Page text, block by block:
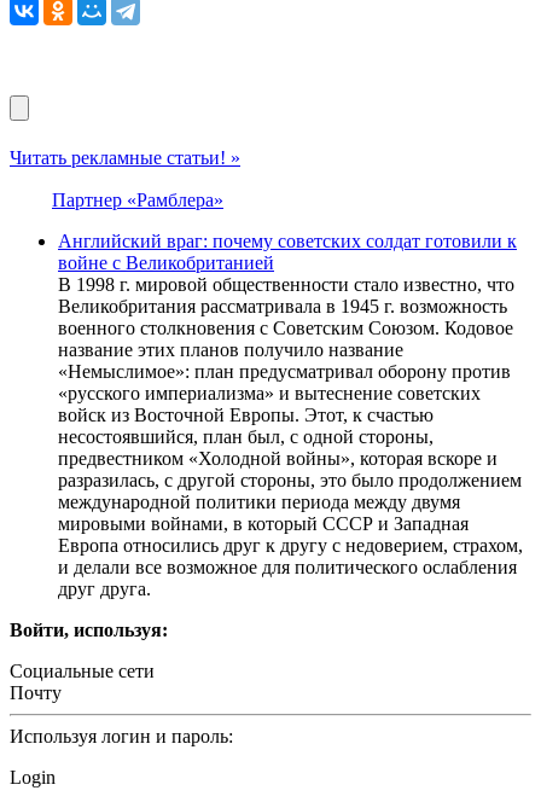
Читать рекламные статьи! »
Партнер «Рамблера»
Английский враг: почему советских солдат готовили к
войне с Великобританией
В 1998 г. мировой общественности стало известно, что
Великобритания рассматривала в 1945 г. возможность
военного столкновения с Советским Союзом. Кодовое
название этих планов получило название
«Немыслимое»: план предусматривал оборону против
«русского империализма» и вытеснение советских
войск из Восточной Европы. Этот, к счастью
несостоявшийся, план был, с одной стороны,
предвестником «Холодной войны», которая вскоре и
разразилась, с другой стороны, это было продолжением
международной политики периода между двумя
мировыми войнами, в который СССР и Западная
Европа относились друг к другу с недоверием, страхом,
и делали все возможное для политического ослабления
друг друга.
Войти, используя:
Социальные сети
Почту
Используя логин и пароль:
Login